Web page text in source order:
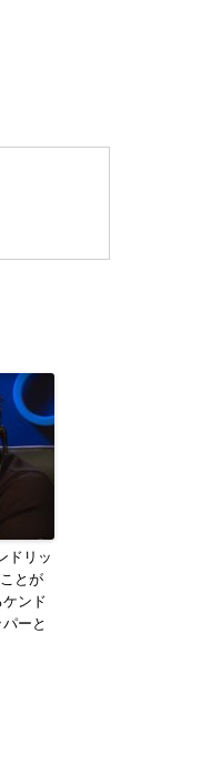
ドリッ
とが
ンド
ーと